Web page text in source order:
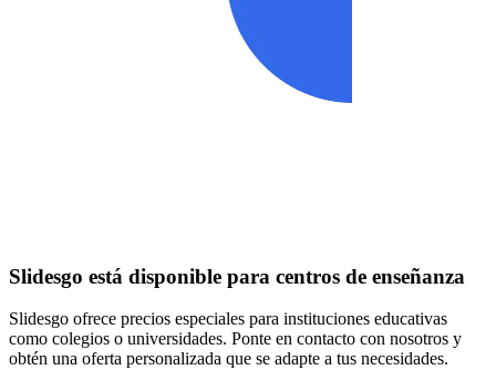
Slidesgo está disponible para centros de enseñanza
Slidesgo ofrece precios especiales para instituciones educativas
como colegios o universidades. Ponte en contacto con nosotros y
obtén una oferta personalizada que se adapte a tus necesidades.